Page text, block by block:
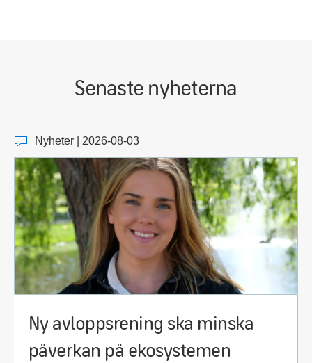
Senaste nyheterna
Nyheter | 2026-08-03
Ny avloppsrening ska minska
påverkan på ekosystemen